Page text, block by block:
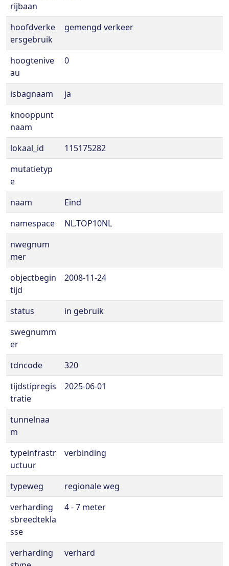
rijbaan
hoofdverke
ersgebruik
gemengd verkeer
hoogtenive
au
0
isbagnaam
ja
knooppunt
naam
lokaal_id
115175282
mutatietyp
e
naam
Eind
namespace
NL.TOP10NL
nwegnum
mer
objectbegin
tijd
2008-11-24
status
in gebruik
swegnumm
er
tdncode
320
tijdstipregis
tratie
2025-06-01
tunnelnaa
m
typeinfrastr
uctuur
verbinding
typeweg
regionale weg
verharding
sbreedtekla
sse
4 - 7 meter
verharding
verhard